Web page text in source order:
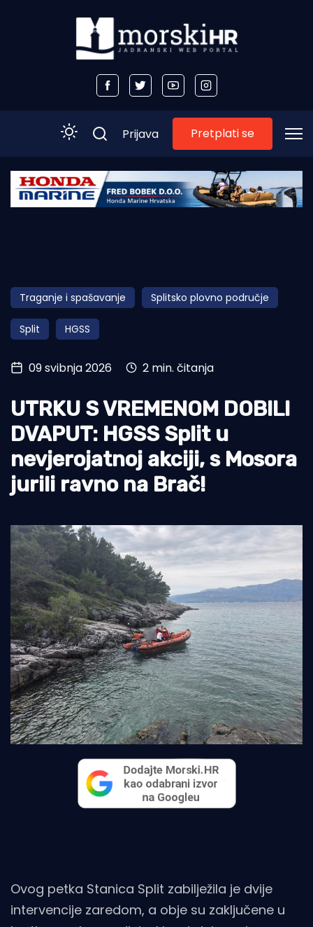
Početna
Obala
Otoci
Turizam i nautika
Pomorstvo
Ekologija
Tradicija i kultura
Prijava Pretplati se
Traganje i spašavanje Splitsko plovno područje
Split HGSS
09 svibnja 2026 2 min. čitanja
UTRKU S VREMENOM DOBILI
DVAPUT: HGSS Split u
nevjerojatnoj akciji, s Mosora
jurili ravno na Brač!
Ovog petka Stanica Split zabilježila je dvije
intervencije zaredom, a obje su zaključene u